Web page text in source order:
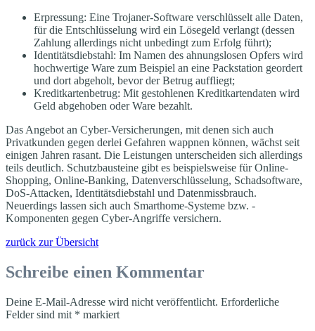
Erpressung: Eine Trojaner-Software verschlüsselt alle Daten,
für die Entschlüsselung wird ein Lösegeld verlangt (dessen
Zahlung allerdings nicht unbedingt zum Erfolg führt);
Identitätsdiebstahl: Im Namen des ahnungslosen Opfers wird
hochwertige Ware zum Beispiel an eine Packstation geordert
und dort abgeholt, bevor der Betrug auffliegt;
Kreditkartenbetrug: Mit gestohlenen Kreditkartendaten wird
Geld abgehoben oder Ware bezahlt.
Das Angebot an Cyber-Versicherungen, mit denen sich auch
Privatkunden gegen derlei Gefahren wappnen können, wächst seit
einigen Jahren rasant. Die Leistungen unterscheiden sich allerdings
teils deutlich. Schutzbausteine gibt es beispielsweise für Online-
Shopping, Online-Banking, Datenverschlüsselung, Schadsoftware,
DoS-Attacken, Identitätsdiebstahl und Datenmissbrauch.
Neuerdings lassen sich auch Smarthome-Systeme bzw. -
Komponenten gegen Cyber-Angriffe versichern.
zurück zur Übersicht
Schreibe einen Kommentar
Deine E-Mail-Adresse wird nicht veröffentlicht. Erforderliche
Felder sind mit * markiert